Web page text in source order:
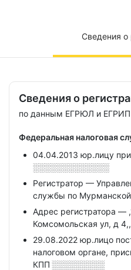
Сведения о
Сведения о
по данным ЕГРЮЛ и ЕГРИП
Федеральная налоговая
04.04.2013 юр.лицу
░░░░░░░░░░░░░
Регистратор —
службы по Мурманской
Адрес регистратора —
Комсомольская ул, д 4,,
29.08.2022 юр.лицо
налоговом органе,
КПП ░░░░░░░░░